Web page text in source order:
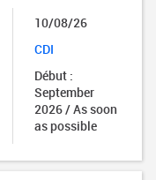
10/08/26
CDI
Début :
September
2026 / As soon
as possible